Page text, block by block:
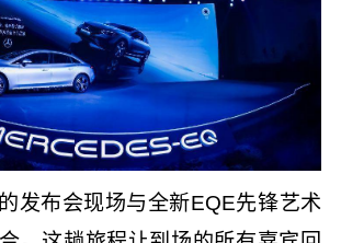
发布会现场与全新EQE先锋艺术